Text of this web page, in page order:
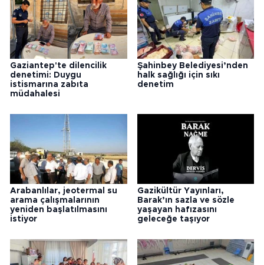
Gaziantep'te dilencilik
denetimi: Duygu
istismarına zabıta
müdahalesi
Şahinbey Belediyesi’nden
halk sağlığı için sıkı
denetim
Arabanlılar, jeotermal su
arama çalışmalarının
yeniden başlatılmasını
istiyor
Gazikültür Yayınları,
Barak’ın sazla ve sözle
yaşayan hafızasını
geleceğe taşıyor